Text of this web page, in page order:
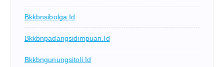
Bkkbnsibolga.id
Bkkbnpadangsidimpuan.id
Bkkbngunungsitoli.id